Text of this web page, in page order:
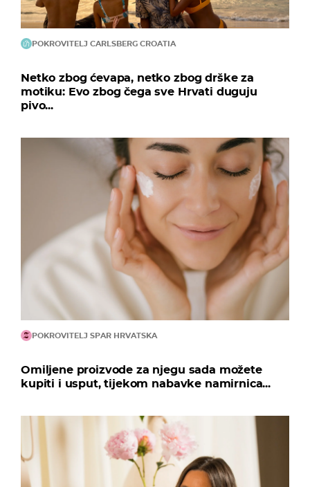
POKROVITELJ CARLSBERG CROATIA
Netko zbog ćevapa, netko zbog drške za
motiku: Evo zbog čega sve Hrvati duguju
pivo...
POKROVITELJ SPAR HRVATSKA
Omiljene proizvode za njegu sada možete
kupiti i usput, tijekom nabavke namirnica...